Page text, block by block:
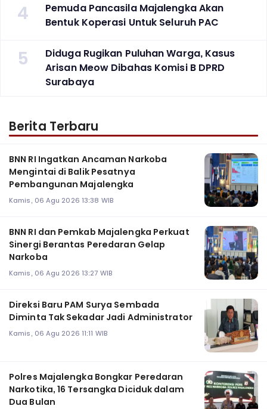
4
Pemuda Pancasila Majalengka Akan
Bentuk Koperasi Untuk Seluruh PAC
5
Diduga Rugikan Puluhan Warga, Kasus
Arisan Meow Dibahas Komisi B DPRD
Surabaya ‎
Berita Terbaru
BNN RI Ingatkan Ancaman Narkoba
Mengintai di Balik Pesatnya
Pembangunan Majalengka
Kamis, 06 Agu 2026 13:38 WIB
BNN RI dan Pemkab Majalengka Perkuat
Sinergi Berantas Peredaran Gelap
Narkoba
Kamis, 06 Agu 2026 13:27 WIB
Direksi Baru PAM Surya Sembada
Diminta Tak Sekadar Jadi Administrator
Kamis, 06 Agu 2026 11:11 WIB
Polres Majalengka Bongkar Peredaran
Narkotika, 16 Tersangka Diciduk dalam
Dua Bulan